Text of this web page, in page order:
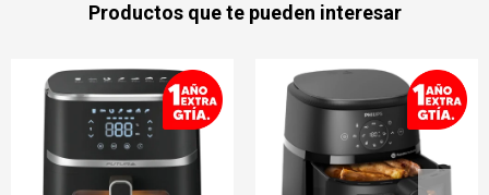
Productos que te pueden interesar